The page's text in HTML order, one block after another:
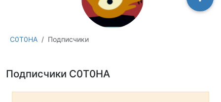
C0T0HA Подписчики
Подписчики C0T0HA